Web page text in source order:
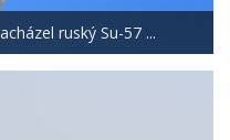
ruský Su-57 ...